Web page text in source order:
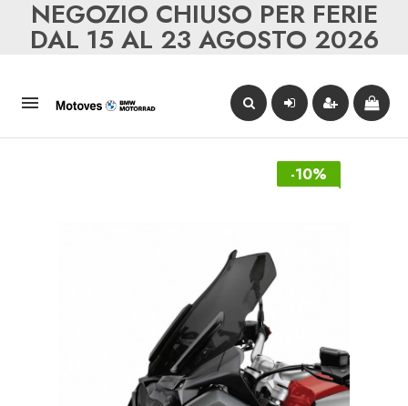
NEGOZIO CHIUSO PER FERIE
DAL 15 AL 23 AGOSTO 2026

-10%